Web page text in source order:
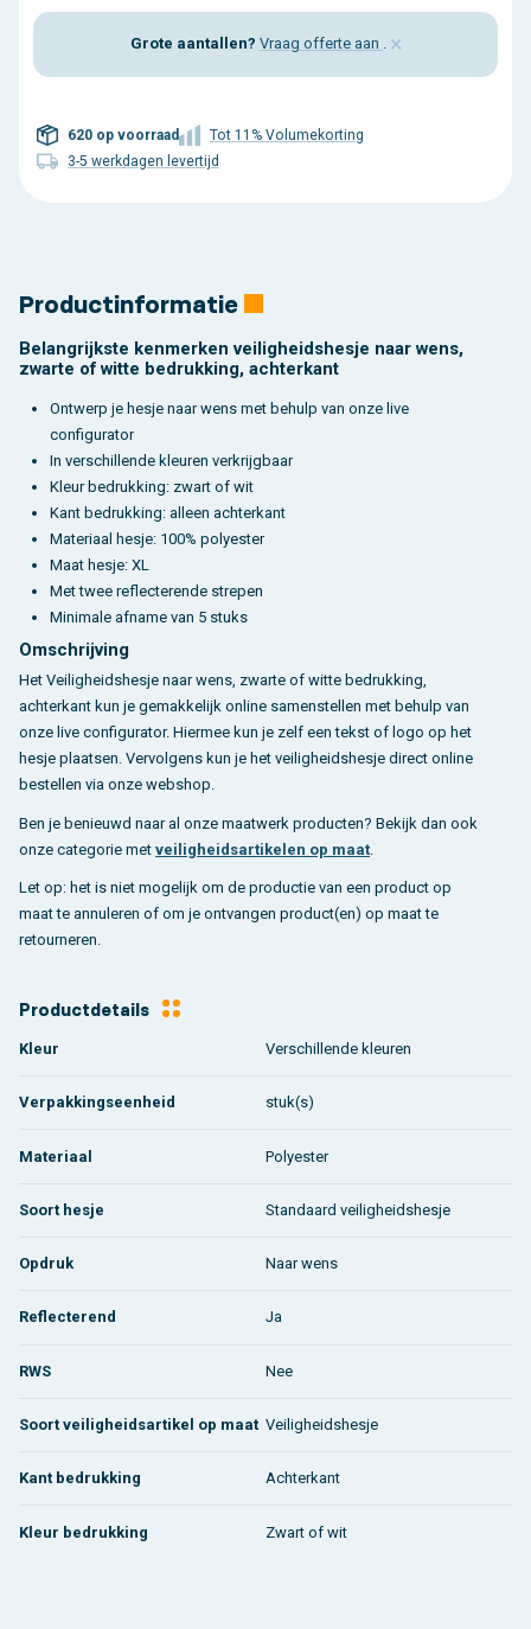
Grote aantallen? Vraag offerte aan ×
620 op voorraad
Tot 11% Volumekorting
3-5 werkdagen levertijd
Productinformatie
Belangrijkste kenmerken veiligheidshesje naar wens,
zwarte of witte bedrukking, achterkant
Ontwerp je hesje naar wens met behulp van onze live
configurator
In verschillende kleuren verkrijgbaar
Kleur bedrukking: zwart of wit
Kant bedrukking: alleen achterkant
Materiaal hesje: 100% polyester
Maat hesje: XL
Met twee reflecterende strepen
Minimale afname van 5 stuks
Omschrijving
Het Veiligheidshesje naar wens, zwarte of witte bedrukking,
achterkant kun je gemakkelijk online samenstellen met behulp van
onze live configurator. Hiermee kun je zelf een tekst of logo op het
hesje plaatsen. Vervolgens kun je het veiligheidshesje direct online
bestellen via onze webshop.
Ben je benieuwd naar al onze maatwerk producten? Bekijk dan ook
onze categorie met veiligheidsartikelen op maat
Let op: het is niet mogelijk om de productie van een product op
maat te annuleren of om je ontvangen product(en) op maat te
retourneren.
Productdetails
Kleur Verschillende kleuren
Verpakkingseenheid stuk(s)
Materiaal Polyester
Soort hesje Standaard veiligheidshesje
Opdruk Naar wens
Reflecterend Ja
RWS Nee
Soort veiligheidsartikel op maat Veiligheidshesje
Kant bedrukking Achterkant
Kleur bedrukking Zwart of wit